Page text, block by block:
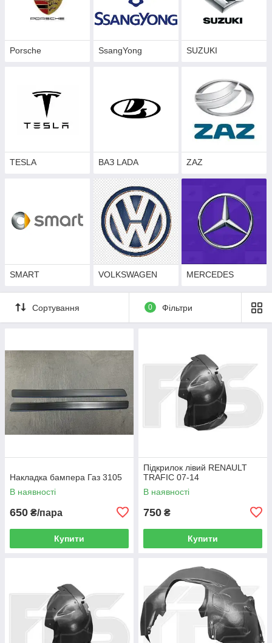
Porsche SsangYong SUZUKI
TESLA ВАЗ LADA ZAZ
SMART VOLKSWAGEN MERCEDES
Сортування 0 Фільтри
Накладка бампера Газ 3105
В наявності
650 ₴/пара
Купити
Підкрилок лівий RENAULT
TRAFIC 07-14
В наявності
750 ₴
Купити